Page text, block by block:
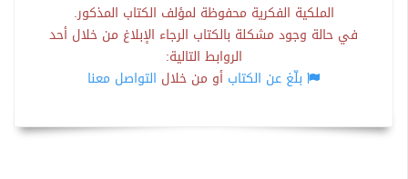
الملكية الفكرية محفوظة لمؤلف الكتاب المذكور.
في حالة وجود مشكلة بالكتاب الرجاء الإبلاغ من خلال أحد
الروابط التالية:
بلّغ عن الكتاب أو من خلال التواصل معنا